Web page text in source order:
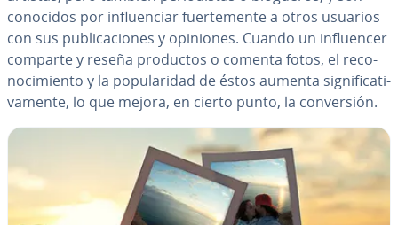
conocidos por in­flue­n­ciar fue­r­te­me­n­te a otros usuarios
con sus pu­bli­ca­cio­nes y opiniones. Cuando un in­flue­n­cer
comparte y reseña productos o comenta fotos, el re­co­
no­ci­mie­n­to y la po­pu­la­ri­dad de éstos aumenta si­g­ni­fi­ca­ti­
va­me­n­te, lo que mejora, en cierto punto, la co­n­ve­r­sión.